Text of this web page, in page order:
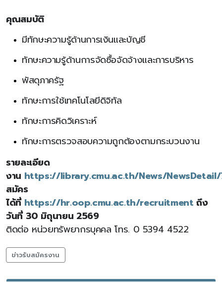
คุณสมบัติ
มีทักษะความรู้ด้านการเงินและบัญชี
ทักษะความรู้ด้านการจัดซื้อจัดจ้างและการบริหาร
พัสดุภาครัฐ
ทักษะการใช้เทคโนโลยีดิจิทัล
ทักษะการคิดวิเคราะห์
ทักษะการตรวจสอบความถูกต้องตามกระบวนงาน
รายละเอียด
งาน https://library.cmu.ac.th/News/NewsDetail/
สมัคร
ได้ที่ https://hr.oop.cmu.ac.th/recruitment ถึง
วันที่ 30 มิถุนายน 2569
ติดต่อ หน่วยทรัพยากรบุคคล โทร. 0 5394 4522
ข่าวรับสมัครงาน